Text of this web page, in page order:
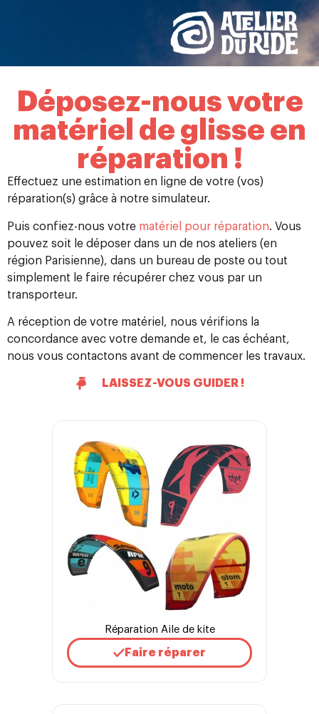
Déposez-nous votre
matériel de glisse en
réparation !
Effectuez une estimation en ligne de votre (vos)
réparation(s) grâce à notre simulateur.
Puis confiez-nous votre matériel pour réparation. Vous
pouvez soit le déposer dans un de nos ateliers (en
région Parisienne), dans un bureau de poste ou tout
simplement le faire récupérer chez vous par un
transporteur.
A réception de votre matériel, nous vérifions la
concordance avec votre demande et, le cas échéant,
nous vous contactons avant de commencer les travaux.
LAISSEZ-VOUS GUIDER !
Réparation Aile de kite
Faire réparer